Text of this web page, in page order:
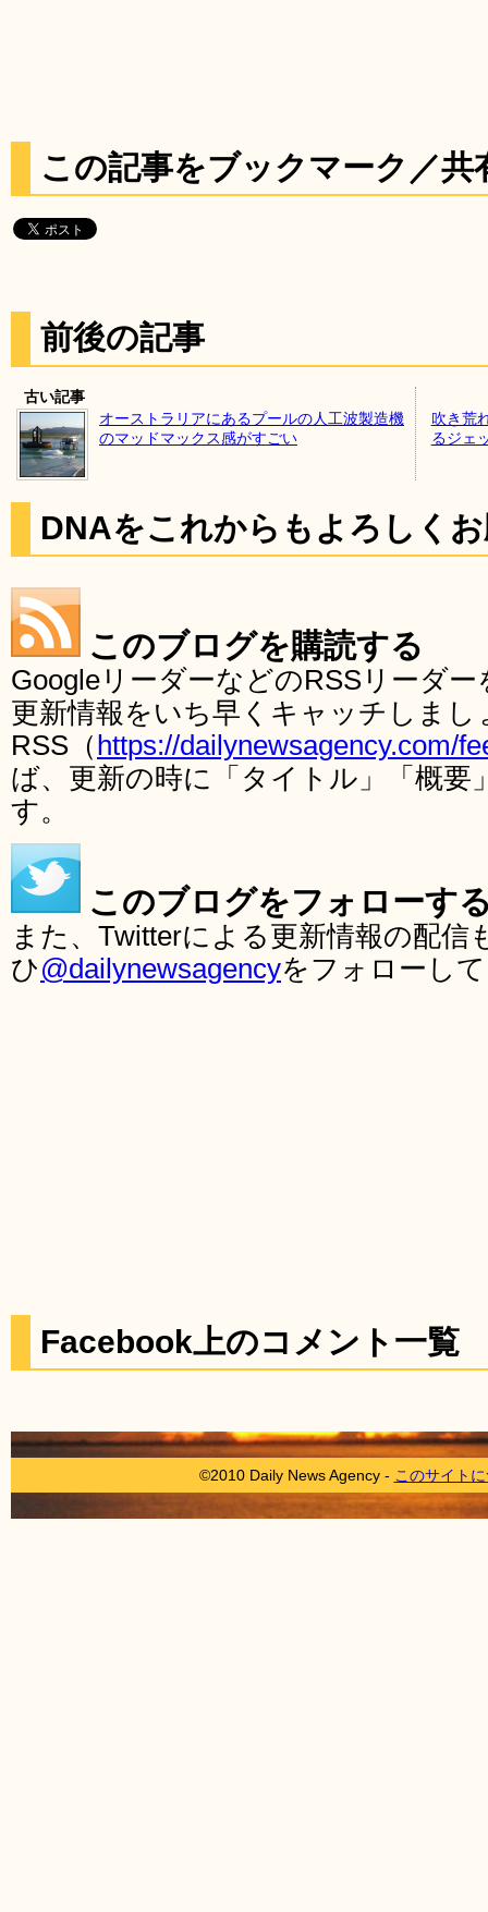
この記事をブックマーク／共
前後の記事
古い記事
オーストラリアにあるプールの人工波製造機
のマッドマックス感がすごい
吹き荒
るジェ
DNAをこれからもよろしく
このブログを購読する
GoogleリーダーなどのRSSリーダ
更新情報をいち早くキャッチしま
RSS（ https://dailynewsagency.com/
ば、更新の時に「タイトル」「概要
す。
このブログをフォローす
また、Twitterによる更新情報の配
ひ@dailynewsagencyをフォローし
Facebook上のコメント一覧
©2010 Daily News Agency - このサイト